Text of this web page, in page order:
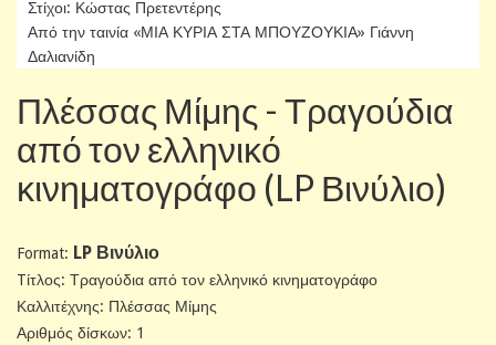
Στίχοι: Κώστας Πρετεντέρης
Από την ταινία «ΜΙΑ ΚΥΡΙΑ ΣΤΑ ΜΠΟΥΖΟΥΚΙΑ» Γιάννη
Δαλιανίδη
Πλέσσας Μίμης - Τραγούδια
από τον ελληνικό
κινηματογράφο (LP Βινύλιο)
Format: LP Βινύλιο
Tίτλος: Τραγούδια από τον ελληνικό κινηματογράφο
Καλλιτέχνης: Πλέσσας Μίμης
Αριθμός δίσκων: 1